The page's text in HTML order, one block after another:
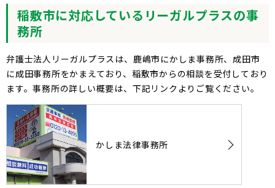
稲敷市に対応しているリーガルプラスの事
務所
弁護士法人リーガルプラスは、鹿嶋市にかしま事務所、成田市
に成田事務所をかまえており、稲敷市からの相談を受付しており
ます。事務所の詳しい概要は、下記リンクよりご覧ください。
かしま法律事務所